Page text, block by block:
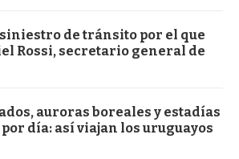
siniestro de tránsito por el que
Rossi, secretario general de
auroras boreales y estadías
por día: así viajan los uruguayos